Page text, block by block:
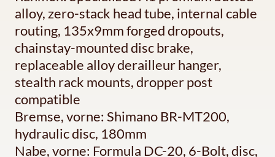
alloy, zero-stack head tube, internal cable
routing, 135x9mm forged dropouts,
chainstay-mounted disc brake,
replaceable alloy derailleur hanger,
stealth rack mounts, dropper post
compatible
Bremse, vorne: Shimano BR-MT200,
hydraulic disc, 180mm
Nabe, vorne: Formula DC-20, 6-Bolt, disc,